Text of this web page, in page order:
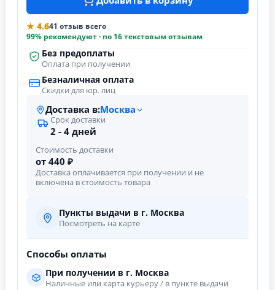
★ 4.641 отзыв всего
99% рекомендуют · по 16 текстовым отзывам
Без предоплаты
Оплата при получении
Безналичная оплата
Скидки для юр. лиц
Доставка в:Москва
Срок доставки
2 - 4 дней
Стоимость доставки
от 440 ₽
Доставка оплачивается при получении и не
включена в стоимость товара
Пункты выдачи в г. Москва
Посмотреть на карте
Способы оплаты
При получении в г. Москва
Наличные или карта курьеру / в пункте выдачи